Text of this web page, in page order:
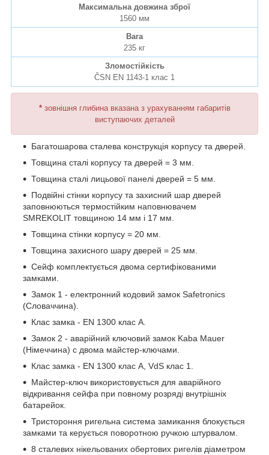
Максимальна довжина зброї
1560 мм
Вага
235 кг
Зломостійкість
ČSN EN 1143-1 клас 1
*зовнішня глибина вказана з урахуванням габаритів
виступаючих деталей
Багатошарова сталева конструкція корпусу та дверей.
Товщина сталі корпусу та дверей = 3 мм.
Товщина сталі лицьової панелі дверей = 5 мм.
Подвійні стінки корпусу та захисний шар дверей
заповнюються термостійким наповнювачем
SMREKOLIT товщиною 14 мм і 17 мм.
Товщина стінки корпусу = 20 мм.
Товщина захисного шару дверей = 25 мм.
Сейф комплектується двома сертифікованими
замками.
Замок 1 - електронний кодовий замок Safetronics
(Словаччина).
Клас замка - EN 1300 клас A.
Замок 2 - аварійний ключовий замок Kaba Mauer
(Німеччина) с двома майстер-ключами.
Клас замка - EN 1300 клас A, VdS клас 1.
Майстер-ключ використовується для аварійного
відкривання сейфа при повному розряді внутрішніх
батарейок.
Тристороння ригельна система замикання блокується
замками та керується поворотною ручкою штурвалом.
8 сталевих нікельованих обертових ригелів діаметром